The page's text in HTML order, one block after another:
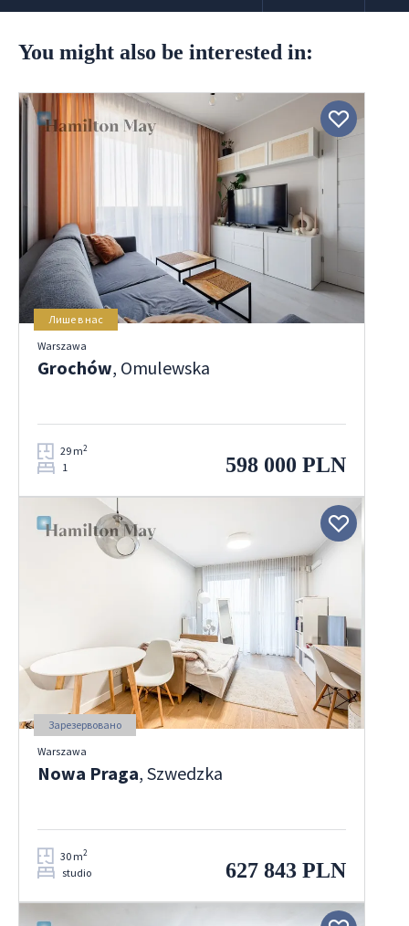
You might also be interested in:
Лише в нас
Warszawa
Grochów, Omulewska
29 m2
1 598 000 PLN
Зарезервовано
Warszawa
Nowa Praga, Szwedzka
30 m2
studio 627 843 PLN